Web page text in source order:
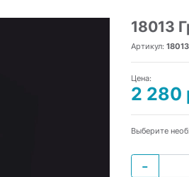
18013
Артикул: 18013
Цена:
2 280
Выберите
−